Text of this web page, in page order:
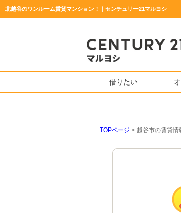
北越谷のワンルーム賃貸マンション！｜センチュリー21マルヨシ
借りたい
TOPページ > 越谷市の賃貸情